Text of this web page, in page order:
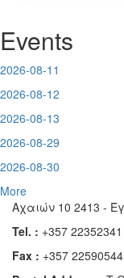
Events
2026-08-11
2026-08-12
2026-08-13
2026-08-29
2026-08-30
More
Αχαιών 10 2413 -
Tel. : +357
Fax : +357 22590544